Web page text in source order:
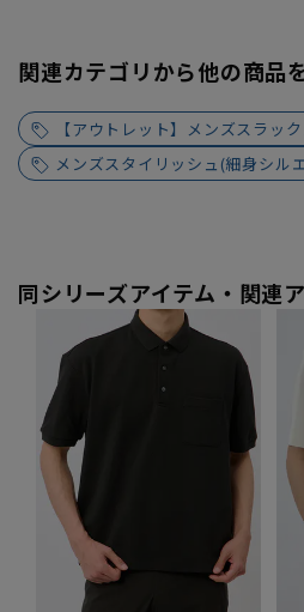
関連カテゴリから他の商品
【アウトレット】メンズスラッ
メンズスタイリッシュ(細身シル
同シリーズアイテム・関連